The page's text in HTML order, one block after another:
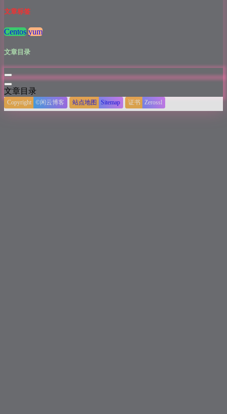
文章标签
Centos yum
文章目录
文章目录
Copyright ©闲云博客 站点地图 Sitemap 证书 Zerossl